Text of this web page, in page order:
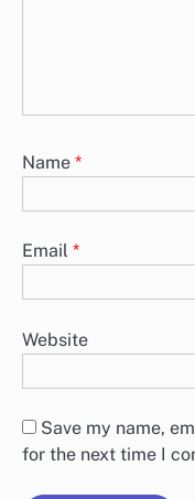
Name *
Email *
Website
Save my name,
for the next time I